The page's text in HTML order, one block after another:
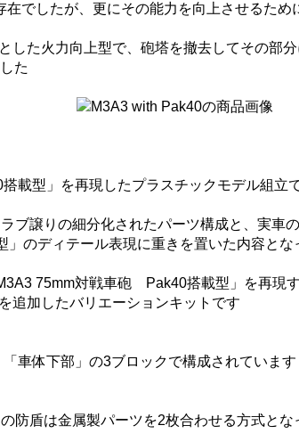
でしたが、更にその能力を向上させるため
た火力向上型で、砲塔を撤去してその部
た
載型」を再現したプラスチックモデル組立
ブ譲りの細分化されたパーツ構成と、実車
のディテール表現に重きを置いた内容とな
75mm対戦車砲 Pak40搭載型」を再現
追加したバリエーションキットです
車体下部」の3ブロックで構成されています
防盾は金属製パーツを2枚合わせる方式とな